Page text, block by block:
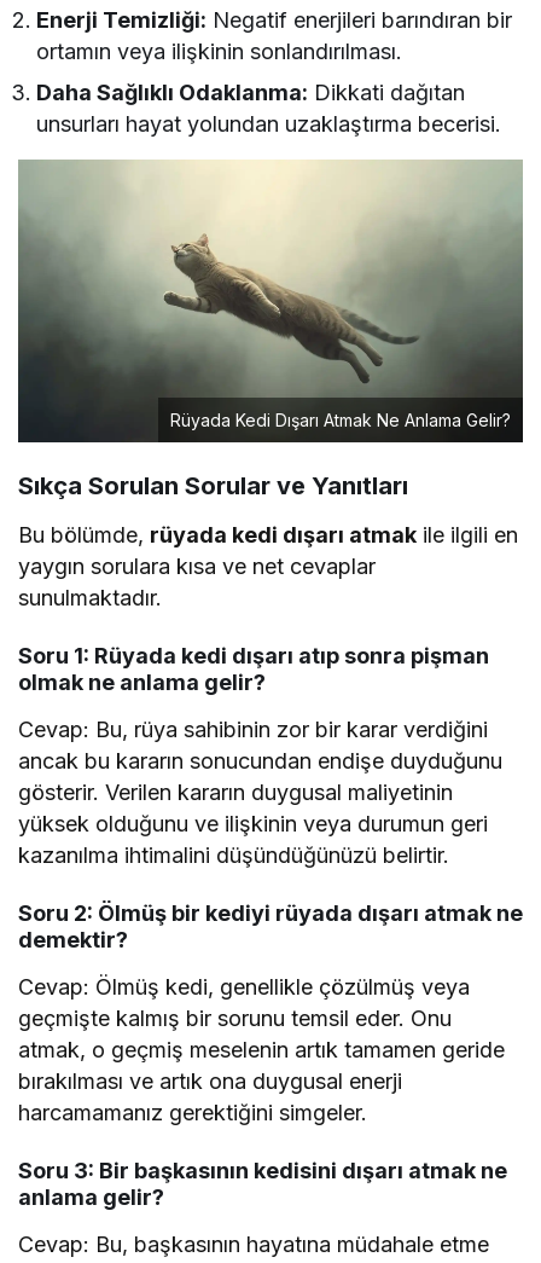
Enerji Temizliği: Negatif enerjileri barındıran bir
ortamın veya ilişkinin sonlandırılması.
Daha Sağlıklı Odaklanma: Dikkati dağıtan
unsurları hayat yolundan uzaklaştırma becerisi.
Rüyada Kedi Dışarı Atmak Ne Anlama Gelir?
Sıkça Sorulan Sorular ve Yanıtları
Bu bölümde, rüyada kedi dışarı atmak ile ilgili en
yaygın sorulara kısa ve net cevaplar
sunulmaktadır.
Soru 1: Rüyada kedi dışarı atıp sonra pişman
olmak ne anlama gelir?
Cevap: Bu, rüya sahibinin zor bir karar verdiğini
ancak bu kararın sonucundan endişe duyduğunu
gösterir. Verilen kararın duygusal maliyetinin
yüksek olduğunu ve ilişkinin veya durumun geri
kazanılma ihtimalini düşündüğünüzü belirtir.
Soru 2: Ölmüş bir kediyi rüyada dışarı atmak ne
demektir?
Cevap: Ölmüş kedi, genellikle çözülmüş veya
geçmişte kalmış bir sorunu temsil eder. Onu
atmak, o geçmiş meselenin artık tamamen geride
bırakılması ve artık ona duygusal enerji
harcamamanız gerektiğini simgeler.
Soru 3: Bir başkasının kedisini dışarı atmak ne
anlama gelir?
Cevap: Bu, başkasının hayatına müdahale etme